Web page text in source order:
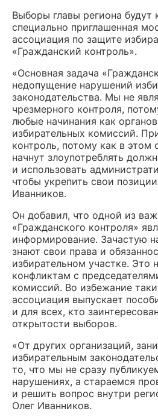
Выборы главы региона будут
специально приглашенная
ассоциация по защите
«Гражданский контроль».
«Основная задача
недопущение нарушений
законодательства. Мы не
чрезмерного контроля,
любые начинания как
избирательных комиссий.
контроль, потому как в этом
начнут злоупотреблять
и использовать
чтобы укрепить свои
Иванников.
Он добавил, что одной из
«Гражданского контроля»
информирование. Зачастую
знают свои права и
избирательном участке. Это
конфликтам с
комиссий. Во избежание
ассоциация выпускает
и для всех, кто
открытости выборов.
«От других организаций,
избирательным
то, что мы не сразу
нарушениях, а стараемся
и решить вопрос внутри
Олег Иванников.